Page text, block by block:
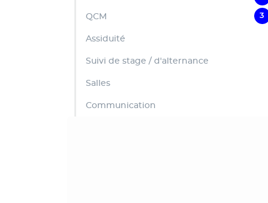
QCM
Assiduité
Suivi de stage / d'alternance
Salles
Communication